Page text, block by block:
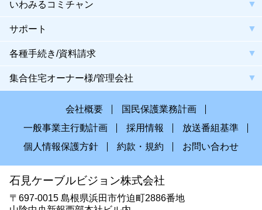
いわみるコミチャン
サポート
各種手続き/資料請求
集合住宅オーナー様/管理会社
会社概要
国民保護業務計画
一般事業主行動計画
採用情報
放送番組基準
個人情報保護方針
約款・規約 お問い合わせ
石見ケーブルビジョン株式会社
〒697-0015 島根県浜田市竹迫町2886番地